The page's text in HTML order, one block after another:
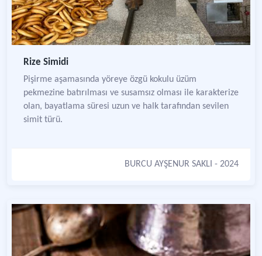
Rize Simidi
Pişirme aşamasında yöreye özgü kokulu üzüm
pekmezine batırılması ve susamsız olması ile karakterize
olan, bayatlama süresi uzun ve halk tarafından sevilen
simit türü.
BURCU AYŞENUR SAKLI - 2024